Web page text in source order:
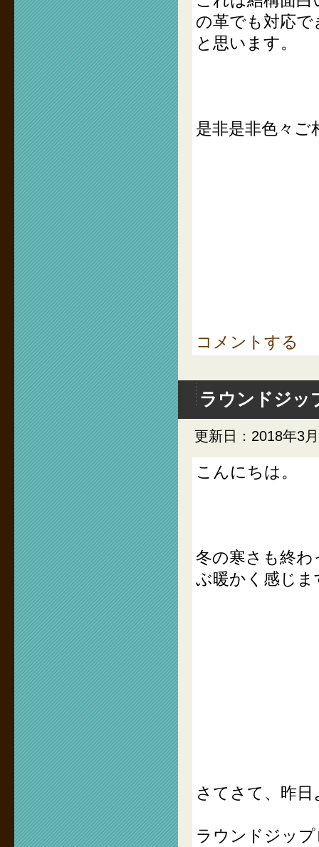
の革でも対応
と思います。
是非是非色々ご
コメントする
ラウンドジッ
更新日：2018年3
こんにちは。
冬の寒さも終
ぶ暖かく感じま
さてさて、昨
ラウンドジッ